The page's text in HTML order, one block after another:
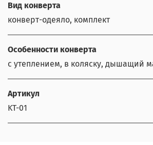
Вид конверта
конверт-одеяло, комплект
Особенности конверта
с утеплением, в коляску, дышащий
Артикул
KT-01